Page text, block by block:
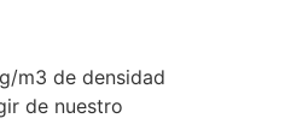
m3 de densidad
de nuestro